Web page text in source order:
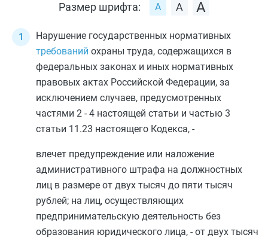
Размер шрифта:
Нарушение государственных нормативных
требований охраны труда, содержащихся в
федеральных законах и иных нормативных
правовых актах Российской Федерации, за
исключением случаев, предусмотренных
частями 2 - 4 настоящей статьи и частью 3
статьи 11.23 настоящего Кодекса, -
влечет предупреждение или наложение
административного штрафа на должностных
лиц в размере от двух тысяч до пяти тысяч
рублей; на лиц, осуществляющих
предпринимательскую деятельность без
образования юридического лица, - от двух тысяч